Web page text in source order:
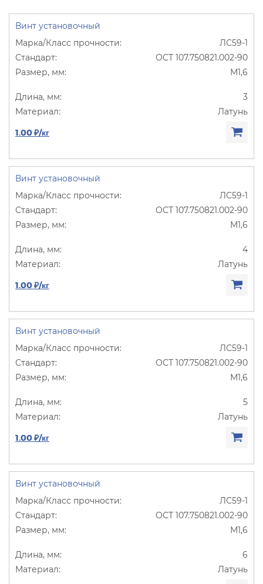
Винт установочный
ЛС59-1
ОСТ 107.750821.002-90
М1,6
3
Латунь
1.00 ₽/кг
Винт установочный
ЛС59-1
ОСТ 107.750821.002-90
М1,6
4
Латунь
1.00 ₽/кг
Винт установочный
ЛС59-1
ОСТ 107.750821.002-90
М1,6
5
Латунь
1.00 ₽/кг
Винт установочный
ЛС59-1
ОСТ 107.750821.002-90
М1,6
6
Латунь